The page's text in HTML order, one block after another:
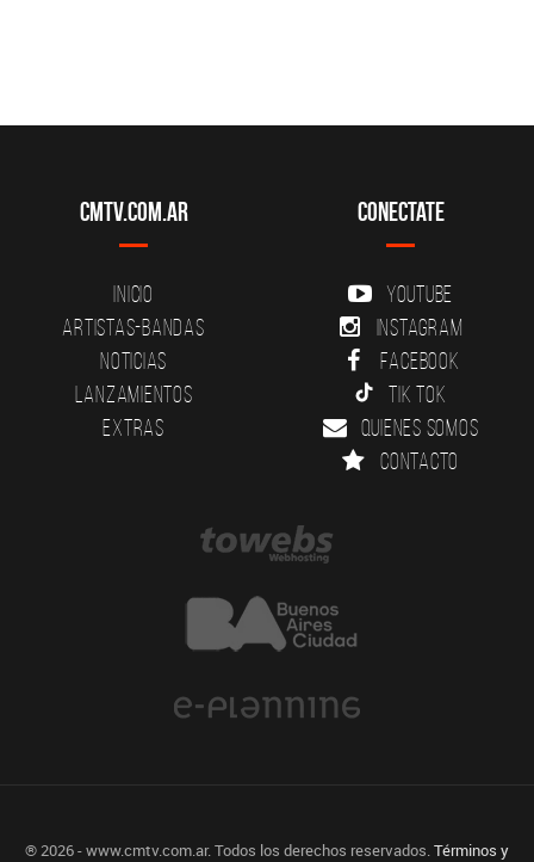
CMTV.com.ar
Inicio
Artistas-Bandas
Noticias
Lanzamientos
Extras
Conectate
YouTube
Instagram
Facebook
Tik Tok
Quienes somos
Contacto
® 2026 - www.cmtv.com.ar. Todos los derechos reservados.Términos y